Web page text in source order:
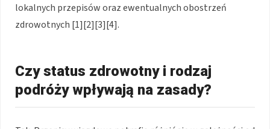
lokalnych przepisów oraz ewentualnych obostrzeń
zdrowotnych [1][2][3][4].
Czy status zdrowotny i rodzaj
podróży wpływają na zasady?